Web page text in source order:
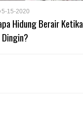
5-15-2020
Hidung Berair Ketika
Dingin?